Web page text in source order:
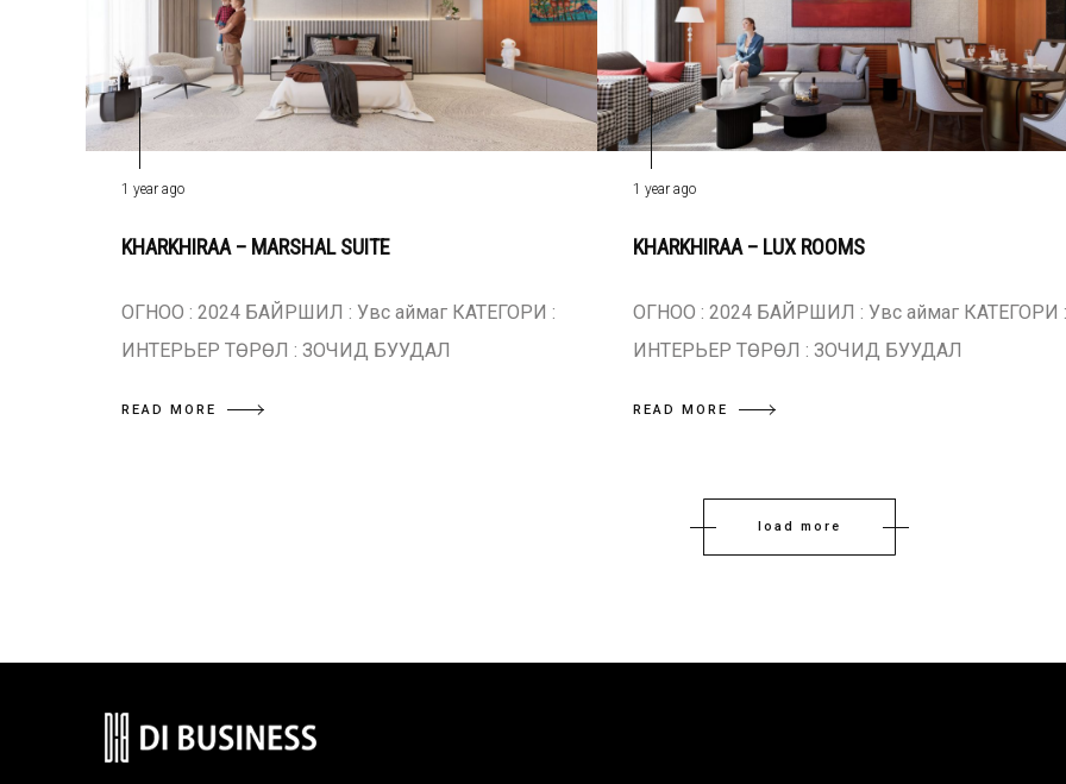
1 year ago
KHARKHIRAA – MARSHAL SUITE
ОГНОО : 2024 БАЙРШИЛ : Увс аймаг КАТЕГОРИ :
ИНТЕРЬЕР ТӨРӨЛ : ЗОЧИД БУУДАЛ
READ MORE
1 year ago
KHARKHIRAA – LUX ROOMS
ОГНОО : 2024 БАЙРШИЛ : Увс аймаг КАТЕГОРИ :
ИНТЕРЬЕР ТӨРӨЛ : ЗОЧИД БУУДАЛ
READ MORE
load more